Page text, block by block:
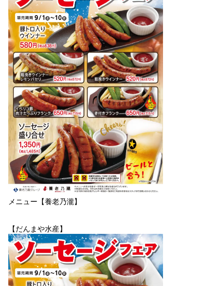
メニュー【養老乃瀧】
【だんまや水産】